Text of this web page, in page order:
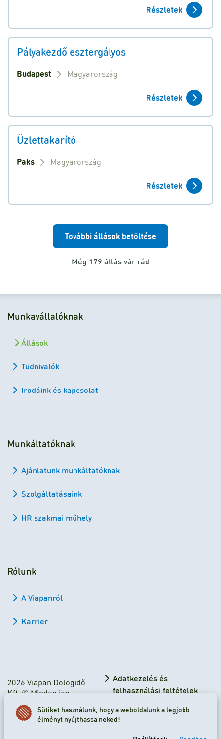
Részletek
Pályakezdő esztergályos
Budapest Magyarország
Részletek
Üzlettakarító
Paks Magyarország
Részletek
További állások betöltése
Még 179 állás vár rád
Munkavállalóknak
Állások
Tudnivalók
Irodáink és kapcsolat
Munkáltatóknak
Ajánlatunk munkáltatóknak
Szolgáltatásaink
HR szakmai műhely
Rólunk
A Viapanról
Karrier
2026 Viapan Dologidő
Kft. © Minden jog
fenntartva.
Adatkezelés és
felhasználási feltételek
Adatkezelési tájékoztató
Sütiket használunk, hogy a weboldalunk a legjobb
élményt nyújthassa neked!